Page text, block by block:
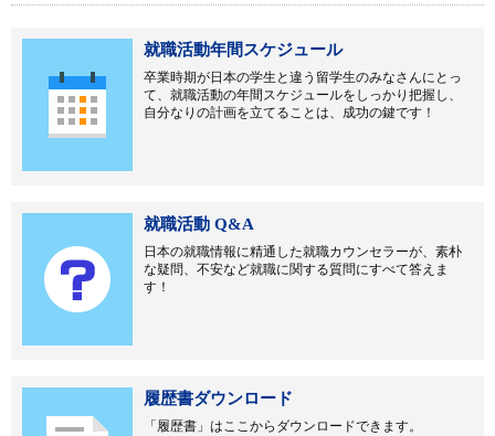
就職活動年間スケジュール
卒業時期が日本の学生と違う留学生のみなさんにとっ
て、就職活動の年間スケジュールをしっかり把握し、
自分なりの計画を立てることは、成功の鍵です！
就職活動 Q&A
日本の就職情報に精通した就職カウンセラーが、素朴
な疑問、不安など就職に関する質問にすべて答えま
す！
履歴書ダウンロード
「履歴書」はここからダウンロードできます。